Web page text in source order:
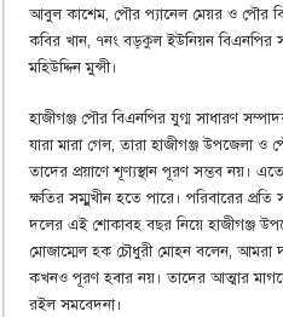
আবুল কাশেম, পৌর প্যানেল মেয়র ও পৌর
কবির খান, ৭নং বড়কুল ইউনিয়ন বিএনপির
মহিউদ্দিন মুন্সী।
হাজীগঞ্জ পৌর বিএনপির যুগ্ম সাধারণ
যারা মারা গেল, তারা হাজীগঞ্জ উপজেলা ও
তাদের প্রয়াণে শূণ্যস্থান পূরণ সম্ভব নয়।
ক্ষতির সম্মুখীন হতে পারে। পরিবারের প্রতি
দলের এই শোকাবহ বছর নিয়ে হাজীগঞ্জ
মোজাম্মেল হক চৌধুরী মোহন বলেন, আমরা
কখনও পূরণ হবার নয়। তাদের আত্মার
রইল সমবেদনা।